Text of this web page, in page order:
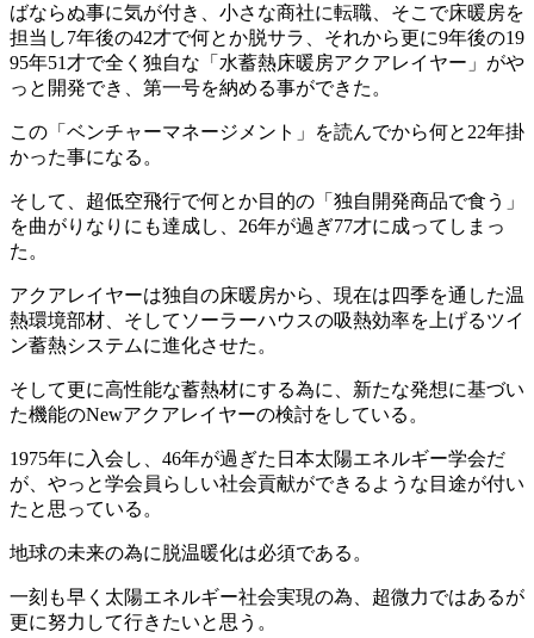
ばならぬ事に気が付き、小さな商社に転職、そこで床暖房を
担当し7年後の42才で何とか脱サラ、それから更に9年後の19
95年51才で全く独自な「水蓄熱床暖房アクアレイヤー」がや
っと開発でき、第一号を納める事ができた。
この「ベンチャーマネージメント」を読んでから何と22年掛
かった事になる。
そして、超低空飛行で何とか目的の「独自開発商品で食う」
を曲がりなりにも達成し、26年が過ぎ77才に成ってしまっ
た。
アクアレイヤーは独自の床暖房から、現在は四季を通した温
熱環境部材、そしてソーラーハウスの吸熱効率を上げるツイ
ン蓄熱システムに進化させた。
そして更に高性能な蓄熱材にする為に、新たな発想に基づい
た機能のNewアクアレイヤーの検討をしている。
1975年に入会し、46年が過ぎた日本太陽エネルギー学会だ
が、やっと学会員らしい社会貢献ができるような目途が付い
たと思っている。
地球の未来の為に脱温暖化は必須である。
一刻も早く太陽エネルギー社会実現の為、超微力ではあるが
更に努力して行きたいと思う。